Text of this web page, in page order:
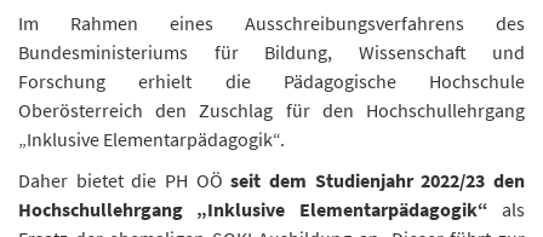
u
b
l
e
e
n
Im Rahmen eines Ausschreibungsverfahrens des
Bundesministeriums für Bildung, Wissenschaft und
Forschung erhielt die Pädagogische Hochschule
Oberösterreich den Zuschlag für den Hochschullehrgang
„Inklusive Elementarpädagogik“.
Daher bietet die PH OÖseit dem Studienjahr 2022/23 den
Hochschullehrgang „Inklusive Elementarpädagogik“ als